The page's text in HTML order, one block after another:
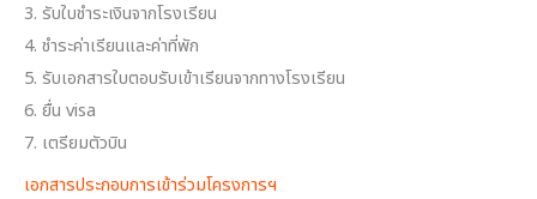
3. รับใบชำระเงินจากโรงเรียน
4. ชำระค่าเรียนและค่าที่พัก
5. รับเอกสารใบตอบรับเข้าเรียนจากทางโรงเรียน
6. ยื่น visa
7. เตรียมตัวบิน
เอกสารประกอบการเข้าร่วมโครงการฯ